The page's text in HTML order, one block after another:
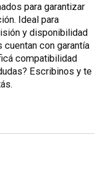
para garantizar
Ideal para
y disponibilidad
con garantía
compatibilidad
Escribinos y te